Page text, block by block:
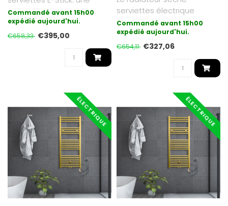
solution élégante et effica..
Commandé avant 15h00
expédié aujourd'hui.
€658,33 €395,00
serviettes électrique
On/Off d'Oppio est
désormais disponi..
Commandé avant 15h00
expédié aujourd'hui.
€654,11 €327,06
ÉLECTRIQUE ÉLECTRIQUE